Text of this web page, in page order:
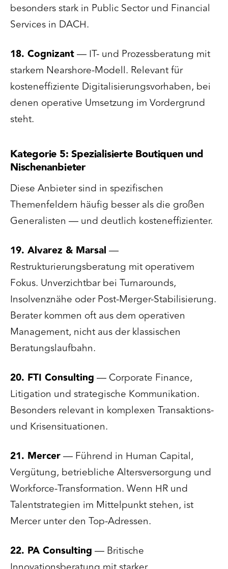
besonders stark in Public Sector und Financial
Services in DACH.
18. Cognizant— IT- und Prozessberatung mit
starkem Nearshore-Modell. Relevant für
kosteneffiziente Digitalisierungsvorhaben, bei
denen operative Umsetzung im Vordergrund
steht.
Kategorie 5: Spezialisierte Boutiquen und
Nischenanbieter
Diese Anbieter sind in spezifischen
Themenfeldern häufig besser als die großen
Generalisten — und deutlich kosteneffizienter.
19. Alvarez & Marsal —
Restrukturierungsberatung mit operativem
Fokus. Unverzichtbar bei Turnarounds,
Insolvenznähe oder Post-Merger-Stabilisierung.
Berater kommen oft aus dem operativen
Management, nicht aus der klassischen
Beratungslaufbahn.
20. FTI Consulting — Corporate Finance,
Litigation und strategische Kommunikation.
Besonders relevant in komplexen Transaktions-
und Krisensituationen.
21. Mercer— Führend in Human Capital,
Vergütung, betriebliche Altersversorgung und
Workforce-Transformation. Wenn HR und
Talentstrategien im Mittelpunkt stehen, ist
Mercer unter den Top-Adressen.
22. PA Consulting — Britische